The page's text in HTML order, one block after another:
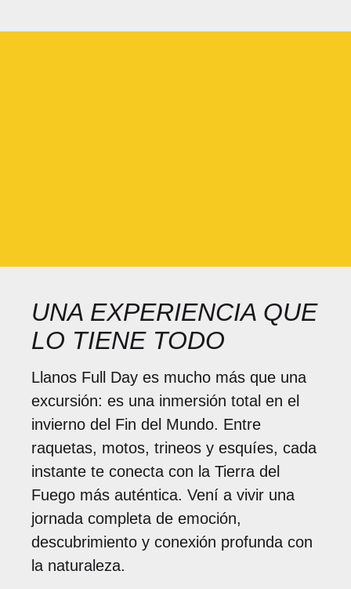
UNA EXPERIENCIA QUE
LO TIENE TODO
Llanos Full Day es mucho más que una
excursión: es una inmersión total en el
invierno del Fin del Mundo. Entre
raquetas, motos, trineos y esquíes, cada
instante te conecta con la Tierra del
Fuego más auténtica. Vení a vivir una
jornada completa de emoción,
descubrimiento y conexión profunda con
la naturaleza.